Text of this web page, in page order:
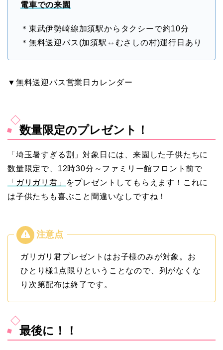
電車での来園
＊東武伊勢崎線加須駅からタクシーで約10分
＊無料送迎バス(加須駅⇔むさしの村)運行日あり
▼無料送迎バス営業日カレンダー
数量限定のプレゼント！
「埼玉暑すぎる割」対象日には、来園した子供たちに
数量限定で、12時30分～ファミリー館フロント前で
「ガリガリ君」
をプレゼントしてもらえます！これに
は子供たちも喜ぶこと間違いなしですね！
ガリガリ君プレゼントはお子様のみが対象。お
ひとり様1点限りということなので、列がなくな
り次第配布は終了です。
最後に！！